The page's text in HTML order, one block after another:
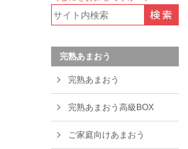
完熟あまおう
完熟あまおう
完熟あまおう高級BOX
ご家庭向けあまおう